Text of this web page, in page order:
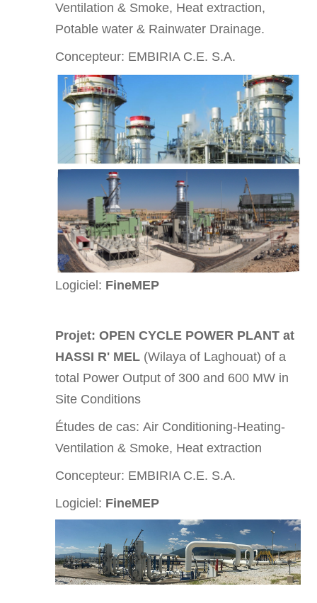
Ventilation & Smoke, Heat extraction,
Potable water & Rainwater Drainage.
Concepteur: EMBIRIA C.E. S.A.
Logiciel: FineMEP
Projet: OPEN CYCLE POWER PLANT at
HASSI R' MEL (Wilaya of Laghouat) of a
total Power Output of 300 and 600 MW in
Site Conditions
Études de cas: Air Conditioning-Heating-
Ventilation & Smoke, Heat extraction
Concepteur: EMBIRIA C.E. S.A.
Logiciel: FineMEP